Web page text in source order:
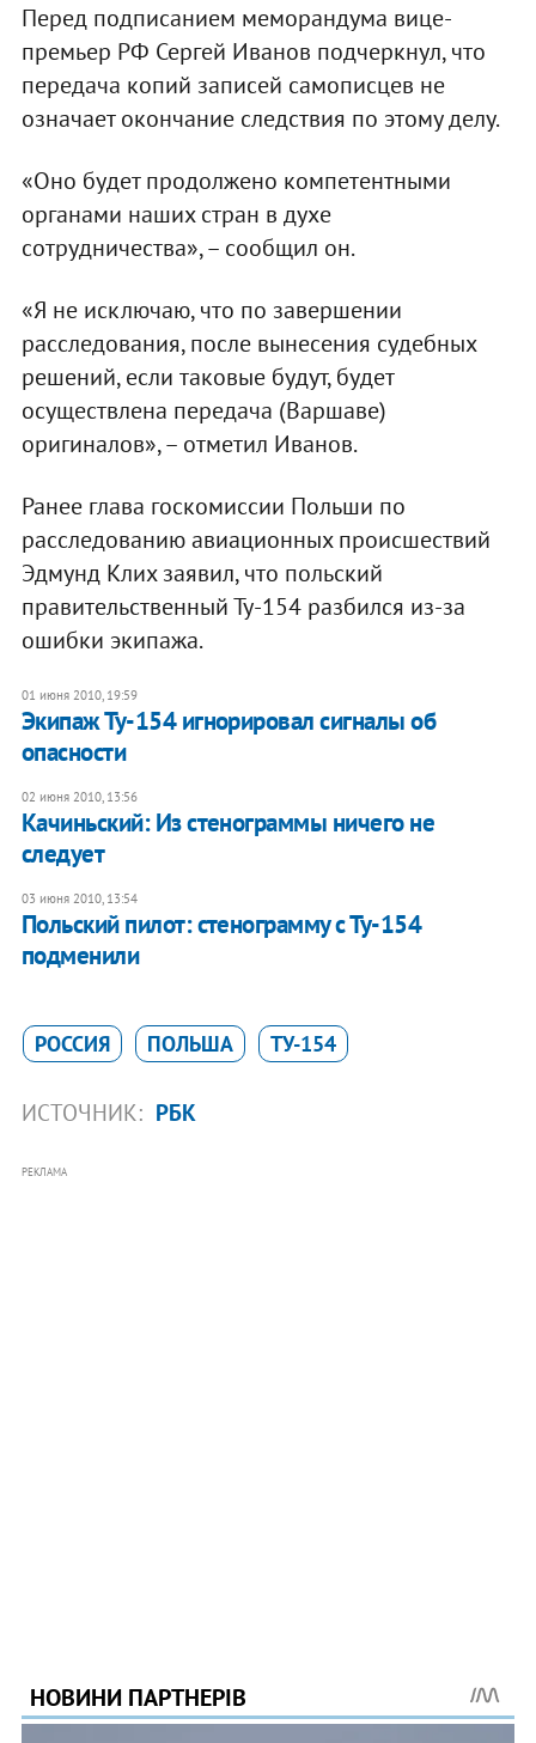
Перед подписанием меморандума вице-
премьер РФ Сергей Иванов подчеркнул, что
передача копий записей самописцев не
означает окончание следствия по этому делу.
«Оно будет продолжено компетентными
органами наших стран в духе
сотрудничества», – сообщил он.
«Я не исключаю, что по завершении
расследования, после вынесения судебных
решений, если таковые будут, будет
осуществлена передача (Варшаве)
оригиналов», – отметил Иванов.
Ранее глава госкомиссии Польши по
расследованию авиационных происшествий
Эдмунд Клих заявил, что польский
правительственный Ту-154 разбился из-за
ошибки экипажа.
01 июня 2010, 19:59
Экипаж Ту-154 игнорировал сигналы об
опасности
02 июня 2010, 13:56
Качиньский: Из стенограммы ничего не
следует
03 июня 2010, 13:54
Польский пилот: стенограмму с Ту-154
подменили
РОССИЯ ПОЛЬША ТУ-154
ИСТОЧНИК: РБК
РЕКЛАМА